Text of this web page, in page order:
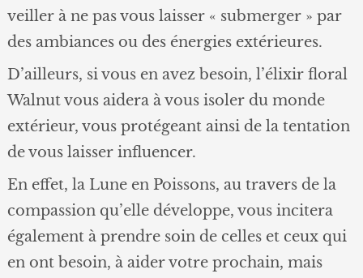
veiller à ne pas vous laisser « submerger » par
des ambiances ou des énergies extérieures.
D’ailleurs, si vous en avez besoin, l’élixir floral
Walnut vous aidera à vous isoler du monde
extérieur, vous protégeant ainsi de la tentation
de vous laisser influencer.
En effet, la Lune en Poissons, au travers de la
compassion qu’elle développe, vous incitera
également à prendre soin de celles et ceux qui
en ont besoin, à aider votre prochain, mais